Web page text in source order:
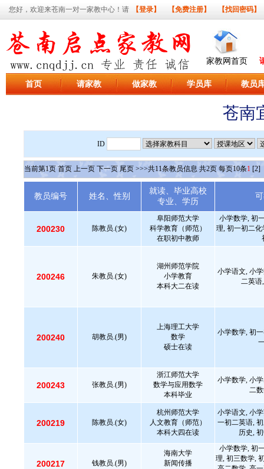
您好，欢迎来苍南一对一家教中心！请 【登录】 【免费注册】 【找回密码】
家教网首页
首页 请家教 做家教 学员库 教员
苍南
ID
当前第1页 首页 上一页 下一页 尾页 >>>共11条教员信息 共2页 每页10条1 [2]
教员编号 姓名、性别
就读、毕业高校
专业、学历
200230 陈教员.(女)
阜阳师范大学
科学教育（师范）
在职初中教师
小学数学, 初
理, 初一初二
200246 朱教员.(女)
湖州师范学院
小学教育
本科大二在读
小学语文, 小
二英语
200240 胡教员.(男)
上海理工大学
数学
硕士在读
小学数学, 初
200243 张教员.(男)
浙江师范大学
数学与应用数学
本科毕业
小学数学, 小
二
200219 陈教员.(女)
杭州师范大学
人文教育（师范）
本科大四在读
小学语文, 小
一初二英语,
历史,
200217 钱教员.(男)
海南大学
新闻传播
小学数学, 初
理, 初三数学,